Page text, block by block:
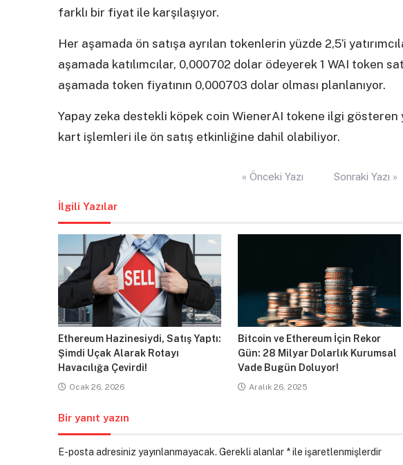
farklı bir fiyat ile karşılaşıyor.
Her aşamada ön satışa ayrılan tokenlerin yüzde 2,5’i
aşamada katılımcılar, 0,000702 dolar ödeyerek 1 WAI token
aşamada token fiyatının 0,000703 dolar olması planlanıyor.
Yapay zeka destekli köpek coin WienerAI tokene ilgi gösteren
kart işlemleri ile ön satış etkinliğine dahil olabiliyor.
« Önceki Yazı Sonraki Yazı »
İlgili Yazılar
Ethereum Hazinesiydi, Satış Yaptı:
Şimdi Uçak Alarak Rotayı
Havacılığa Çevirdi!
Ocak 26, 2026
Bitcoin ve Ethereum İçin Rekor
Gün: 28 Milyar Dolarlık Kurumsal
Vade Bugün Doluyor!
Aralık 26, 2025
Bir yanıt yazın
E-posta adresiniz yayınlanmayacak. Gerekli alanlar *ile işaretlenmişlerdir